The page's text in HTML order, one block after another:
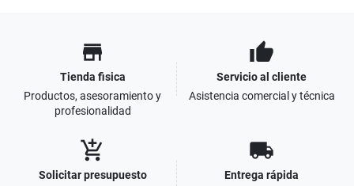
store
Tienda fisica
Productos, asesoramiento y
profesionalidad
thumb_up
Servicio al cliente
Asistencia comercial y técnica
add_shopping_cart
Solicitar presupuesto
local_shipping
Entrega rápida